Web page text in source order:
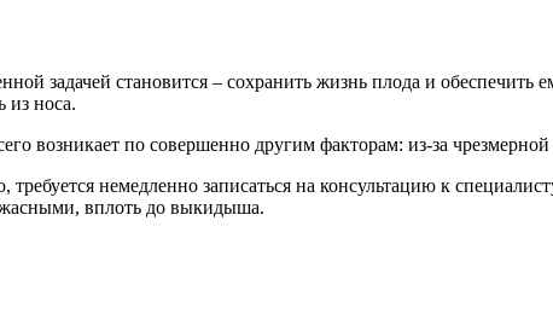
задачей становится – сохранить жизнь плода и
из носа.
возникает по совершенно другим факторам: из-за
немедленно записаться на консультацию к
вплоть до выкидыша.